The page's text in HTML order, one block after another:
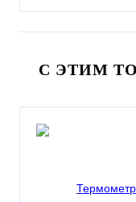
С ЭТИМ